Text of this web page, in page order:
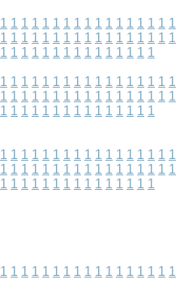
1 1 1 1 1 1 1 1 1 1 1 1 1 1 1 1 1
1 1 1 1 1 1 1 1 1 1 1 1 1 1 1 1 1
1 1 1 1 1 1 1 1 1 1 1 1 1 1 1
1 1 1 1 1 1 1 1 1 1 1 1 1 1 1 1 1
1 1 1 1 1 1 1 1 1 1 1 1 1 1 1 1 1
1 1 1 1 1 1 1 1 1 1 1 1 1 1 1
1 1 1 1 1 1 1 1 1 1 1 1 1 1 1 1 1
1 1 1 1 1 1 1 1 1 1 1 1 1 1 1 1 1
1 1 1 1 1 1 1 1 1 1 1 1 1 1 1
1 1 1 1 1 1 1 1 1 1 1 1 1 1 1 1 1